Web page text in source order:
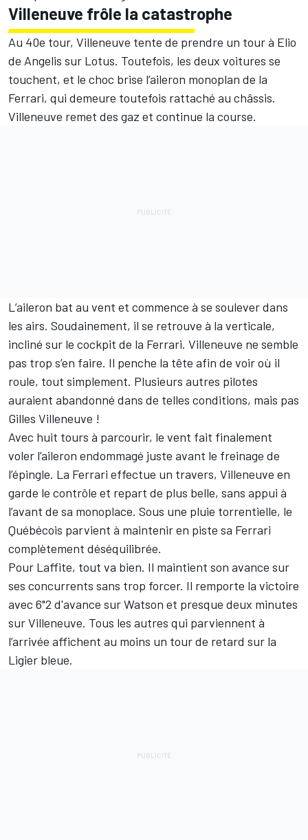
Villeneuve frôle la catastrophe
Au 40e tour, Villeneuve tente de prendre un tour à Elio
de Angelis sur Lotus. Toutefois, les deux voitures se
touchent, et le choc brise l’aileron monoplan de la
Ferrari, qui demeure toutefois rattaché au châssis.
Villeneuve remet des gaz et continue la course.
L’aileron bat au vent et commence à se soulever dans
les airs. Soudainement, il se retrouve à la verticale,
incliné sur le cockpit de la Ferrari. Villeneuve ne semble
pas trop s’en faire. Il penche la tête afin de voir où il
roule, tout simplement. Plusieurs autres pilotes
auraient abandonné dans de telles conditions, mais pas
Gilles Villeneuve !
Avec huit tours à parcourir, le vent fait finalement
voler l’aileron endommagé juste avant le freinage de
l’épingle. La Ferrari effectue un travers, Villeneuve en
garde le contrôle et repart de plus belle, sans appui à
l’avant de sa monoplace. Sous une pluie torrentielle, le
Québécois parvient à maintenir en piste sa Ferrari
complètement déséquilibrée.
Pour Laffite, tout va bien. Il maintient son avance sur
ses concurrents sans trop forcer. Il remporte la victoire
avec 6"2 d'avance sur Watson et presque deux minutes
sur Villeneuve. Tous les autres qui parviennent à
l’arrivée affichent au moins un tour de retard sur la
Ligier bleue.